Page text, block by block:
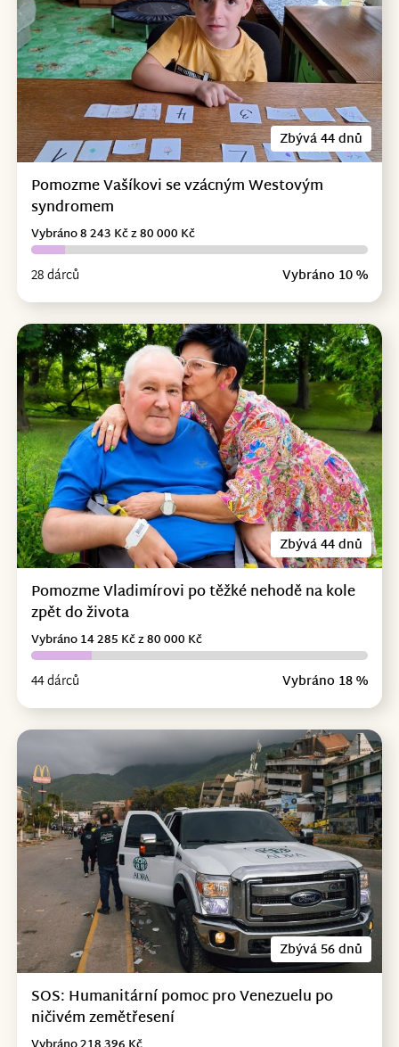
Zbývá 44 dnů
Pomozme Vašíkovi se vzácným Westovým
syndromem
28 dárců Vybráno 10 %
Vybráno 8 243 Kč z 80 000 Kč
Zbývá 44 dnů
Pomozme Vladimírovi po těžké nehodě na kole
zpět do života
44 dárců Vybráno 18 %
Vybráno 14 285 Kč z 80 000 Kč
Zbývá 56 dnů
SOS: Humanitární pomoc pro Venezuelu po
ničivém zemětřesení